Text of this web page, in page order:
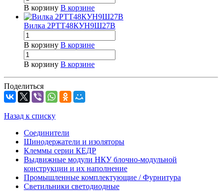
В корзину В корзине
Вилка 2РТТ48КУН9Ш27В
В корзину В корзине
В корзину В корзине
Поделиться
Назад к списку
Соединители
Шинодержатели и изоляторы
Клеммы серии КЕДР
Выдвижные модули НКУ блочно-модульной
конструкции и их наполнение
Промышленные комплектующие / Фурнитура
Светильники светодиодные